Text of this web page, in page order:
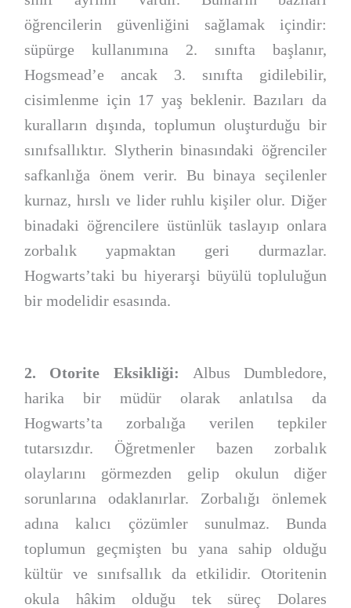
öğrencilerin güvenliğini sağlamak içindir:
süpürge kullanımına 2. sınıfta başlanır,
Hogsmead’e ancak 3. sınıfta gidilebilir,
cisimlenme için 17 yaş beklenir. Bazıları da
kuralların dışında, toplumun oluşturduğu bir
sınıfsallıktır. Slytherin binasındaki öğrenciler
safkanlığa önem verir. Bu binaya seçilenler
kurnaz, hırslı ve lider ruhlu kişiler olur. Diğer
binadaki öğrencilere üstünlük taslayıp onlara
zorbalık yapmaktan geri durmazlar.
Hogwarts’taki bu hiyerarşi büyülü topluluğun
bir modelidir esasında.
2. Otorite Eksikliği: Albus Dumbledore,
harika bir müdür olarak anlatılsa da
Hogwarts’ta zorbalığa verilen tepkiler
tutarsızdır. Öğretmenler bazen zorbalık
olaylarını görmezden gelip okulun diğer
sorunlarına odaklanırlar. Zorbalığı önlemek
adına kalıcı çözümler sunulmaz. Bunda
toplumun geçmişten bu yana sahip olduğu
kültür ve sınıfsallık da etkilidir. Otoritenin
okula hâkim olduğu tek süreç Dolares